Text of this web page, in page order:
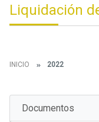
Liquidación
INICIO 2022
Documentos